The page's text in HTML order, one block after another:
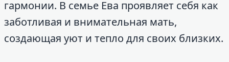
гармонии. В семье Ева проявляет себя как
заботливая и внимательная мать,
создающая уют и тепло для своих близких.